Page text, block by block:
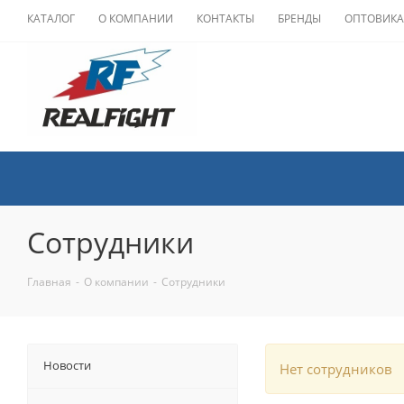
КАТАЛОГ О КОМПАНИИ КОНТАКТЫ БРЕНДЫ
Сотрудники
Главная - О компании - Сотрудники
Нет сотрудников
Новости